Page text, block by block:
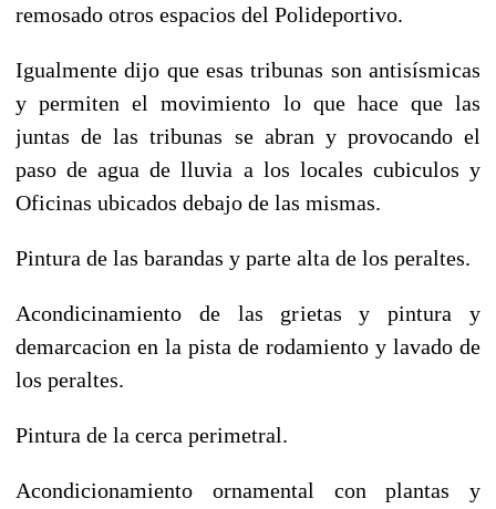
remosado otros espacios del Polideportivo.
Igualmente dijo que esas tribunas son antisísmicas
y permiten el movimiento lo que hace que las
juntas de las tribunas se abran y provocando el
paso de agua de lluvia a los locales cubiculos y
Oficinas ubicados debajo de las mismas.
Pintura de las barandas y parte alta de los peraltes.
Acondicinamiento de las grietas y pintura y
demarcacion en la pista de rodamiento y lavado de
los peraltes.
Pintura de la cerca perimetral.
Acondicionamiento ornamental con plantas y